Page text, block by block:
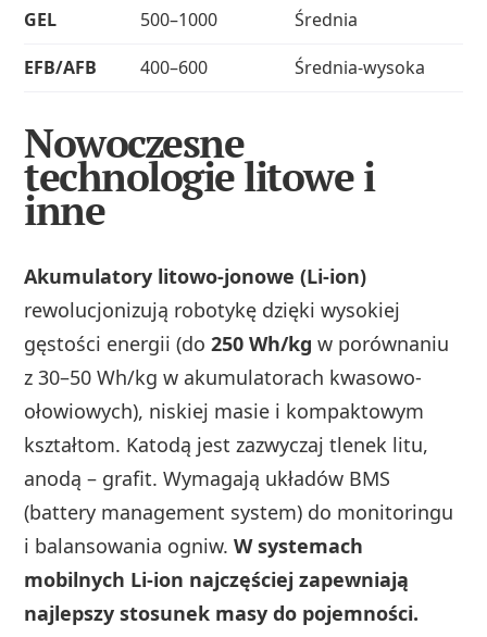
GEL
500–1000
Średnia
EFB/AFB
400–600 Średnia-wysoka
Nowoczesne
technologie litowe i
inne
Akumulatory litowo-jonowe (Li-ion)
rewolucjonizują robotykę dzięki wysokiej
gęstości energii (do250 Wh/kg w porównaniu
z 30–50 Wh/kg w akumulatorach kwasowo-
ołowiowych), niskiej masie i kompaktowym
kształtom. Katodą jest zazwyczaj tlenek litu,
anodą – grafit. Wymagają układów BMS
(battery management system) do monitoringu
i balansowania ogniw.W systemach
mobilnych Li-ion najczęściej zapewniają
najlepszy stosunek masy do pojemności.